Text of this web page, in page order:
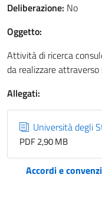
Deliberazione: No
Oggetto:
Attività di ricerca
da realizzare attraverso
Allegati:
Università degli
PDF 2,90 MB
Accordi e